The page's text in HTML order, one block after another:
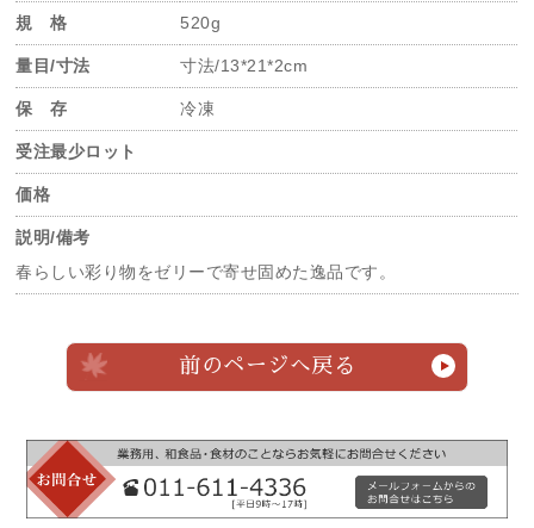
規 格
520g
量目/寸法 寸法/13*21*2cm
保 存 冷凍
受注最少ロット
価格
説明/備考
春らしい彩り物をゼリーで寄せ固めた逸品です。
前のページへ戻る